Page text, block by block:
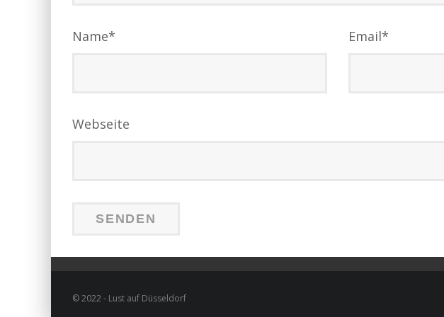
Name* Email*
Webseite
© 2022 - Lust auf Düsseldorf